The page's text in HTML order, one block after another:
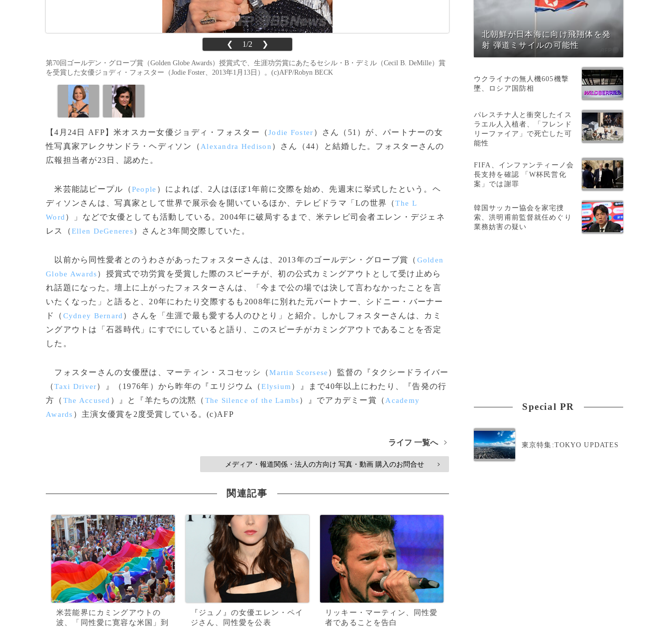
❮ 1/2 ❯
第70回ゴールデン・グローブ賞（Golden Globe Awards）授賞式で、生涯功労賞にあたるセシル・B・デミル（Cecil B. DeMille）賞
を受賞した女優ジョディ・フォスター（Jodie Foster、2013年1月13日）。(c)AFP/Robyn BECK
【4月24日 AFP】米オスカー女優ジョディ・フォスター（Jodie Foster ）さん（51）が、パートナーの女
性写真家アレクサンドラ・ヘディソン（ Alexandra Hedison ）さん（44）と結婚した。フォスターさんの
広報担当者が23日、認めた。
米芸能誌ピープル（People ）によれば、2人はほぼ1年前に交際を始め、先週末に挙式したという。ヘ
ディソンさんは、写真家として世界で展示会を開いているほか、テレビドラマ「Lの世界（The L
Word ）」などで女優としても活動している。2004年に破局するまで、米テレビ司会者エレン・デジェネ
レス（Ellen DeGeneres）さんと3年間交際していた。
以前から同性愛者とのうわさがあったフォスターさんは、2013年のゴールデン・グローブ賞（ Golden
Globe Awards）授賞式で功労賞を受賞した際のスピーチが、初の公式カミングアウトとして受け止めら
れ話題になった。壇上に上がったフォスターさんは、「今まで公の場では決して言わなかったことを言
いたくなった」と語ると、20年にわたり交際するも2008年に別れた元パートナー、シドニー・バーナー
ド（ Cydney Bernard ）さんを「生涯で最も愛する人のひとり」と紹介。しかしフォスターさんは、カミ
ングアウトは「石器時代」にすでにしていると語り、このスピーチがカミングアウトであることを否定
した。
フォスターさんの女優歴は、マーティン・スコセッシ（Martin Scorsese ）監督の『タクシードライバー
（Taxi Driver）』（1976年）から昨年の『エリジウム（Elysium ）』まで40年以上にわたり、『告発の行
方（ The Accused ）』と『羊たちの沈黙（ The Silence of the Lambs）』でアカデミー賞（ Academy
Awards ）主演女優賞を2度受賞している。(c)AFP
ライフ 一覧へ >
メディア・報道関係・法人の方向け 写真・動画 購入のお問合せ >
関連記事
米芸能界にカミングアウトの
波、「同性愛に寛容な米国」到
『ジュノ』の女優エレン・ペイ
ジさん、同性愛を公表
リッキー・マーティン、同性愛
者であることを告白
北朝鮮が日本海に向け飛翔体を発
射 弾道ミサイルの可能性
ウクライナの無人機605機撃
墜、ロシア国防相
パレスチナ人と衝突したイス
ラエル人入植者、「フレンド
リーファイア」で死亡した可
能性
FIFA、インファンティーノ会
長支持を確認 「W杯民営化
案」では謝罪
韓国サッカー協会を家宅捜
索、洪明甫前監督就任めぐり
業務妨害の疑い
Special PR
東京特集:TOKYO UPDATES